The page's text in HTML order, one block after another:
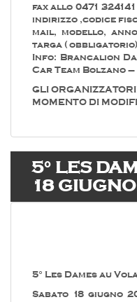
fax allo 0471
indirizzo ,codice
mail, modello,
targa (
Info: Brancalion
Car Team Bolzano
GLI
MOMENTO DI
5° LES
18
5° Les Dames au
Sabato 18 giugno